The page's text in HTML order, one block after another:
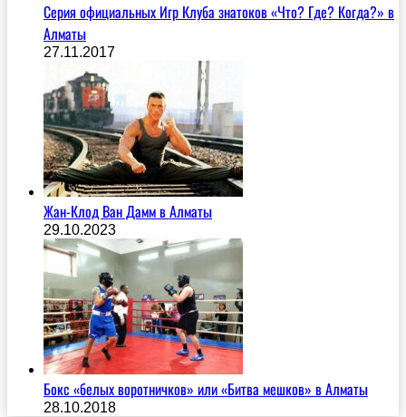
Серия официальных Игр Клуба знатоков «Что? Где? Когда?» в
Алматы
27.11.2017
Жан-Клод Ван Дамм в Алматы
29.10.2023
Бокс «белых воротничков» или «Битва мешков» в Алматы
28.10.2018